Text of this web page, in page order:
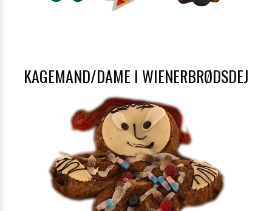
KAGEMAND/DAME I WIENERBRØDSDEJ